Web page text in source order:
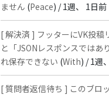
ません (Peace) /1週、 1日前
[ 解決済 ] フッターにVK投稿
と「JSONレスポンスではあ
れ保存できない (With) /1週
[ 質問者返信待ち ] このブロ